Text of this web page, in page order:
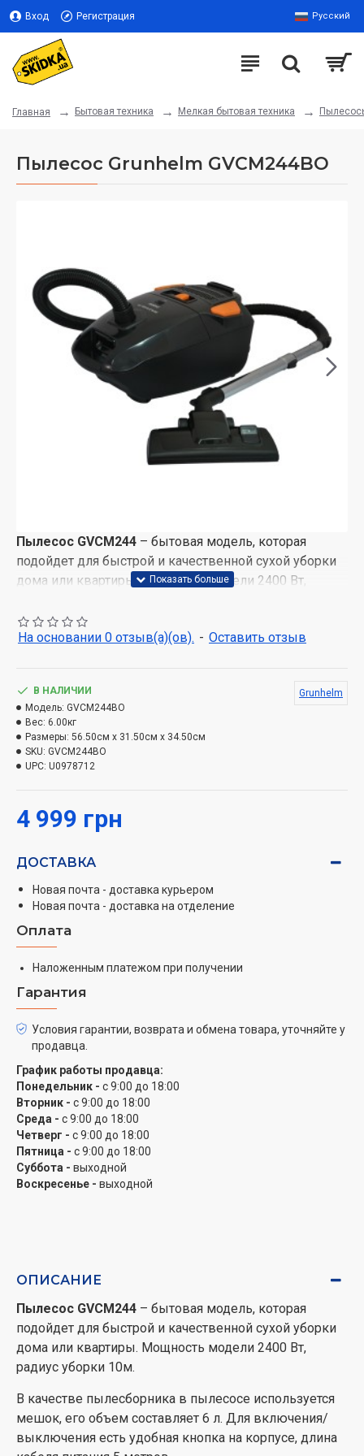
Вход Регистрация Русский
Главная Бытовая техника Мелкая бытовая техника
Пылесос Grunhelm GVCM244BO
Пылесос GVCM244 – бытовая модель, которая
подойдет для быстрой и качественной сухой уборки
дома или квартиры. Мощность модели 2400 Вт,
В качестве пылесборника в пылесосе используется
кабеля питания 5 метров.
Пылесос GRUNHELM GVCM244 поможет быстро и
качественно произвести сухую уборку и избавиться
от пыли и мусора. Благодаря современному фильтру
Для улучшения качества сборки предусмотрена
щелевая насадка.
Особенности :
Мешок из микрофибры
На основании 0 отзыв(а)(ов). - Оставить отзыв
4 999 грн
В НАЛИЧИИ
Модель: GVCM244BO
Вес: 6.00кг
Размеры: 56.50см x 31.50см x 34.50см
SKU: GVCM244BO
UPC: U0978712
Grunhelm
ДОСТАВКА
Новая почта - доставка курьером
Новая почта - доставка на отделение
Оплата
Наложенным платежом при получении
Гарантия
Условия гарантии, возврата и обмена товара, уточняйте у
продавца.
График работы продавца:
Понедельник - с 9:00 до 18:00
Вторник - с 9:00 до 18:00
Среда - с 9:00 до 18:00
Четверг - с 9:00 до 18:00
Пятница - с 9:00 до 18:00
Суббота - выходной
Воскресенье - выходной
ОПИСАНИЕ
Пылесос GVCM244 – бытовая модель, которая
подойдет для быстрой и качественной сухой уборки
дома или квартиры. Мощность модели 2400 Вт,
радиус уборки 10м.
В качестве пылесборника в пылесосе используется
мешок, его объем составляет 6 л. Для включения/
выключения есть удобная кнопка на корпусе, длина